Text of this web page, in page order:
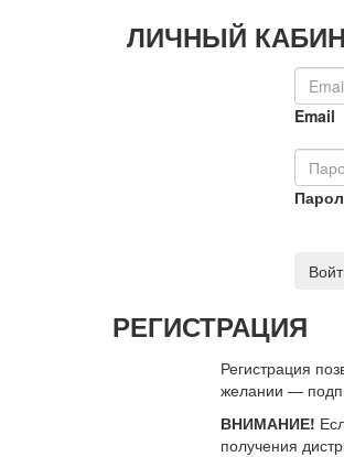
ЛИЧНЫЙ
Email
РЕГИСТРАЦИЯ
Регистрация
желании —
ВНИМАНИЕ!
получения